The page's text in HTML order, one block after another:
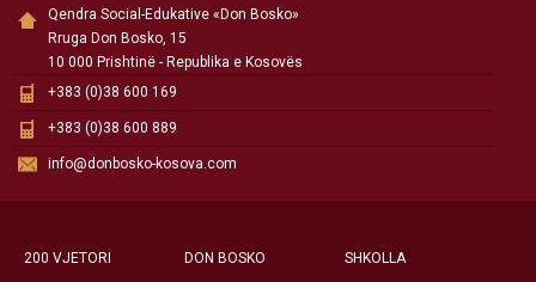
Qendra Social-Edukative «Don Bosko»
Rruga Don Bosko, 15
10 000 Prishtinë - Republika e Kosovës
+383 (0)38 600 169
+383 (0)38 600 889
info@donbosko-kosova.com
200 VJETORI DON BOSKO SHKOLLA